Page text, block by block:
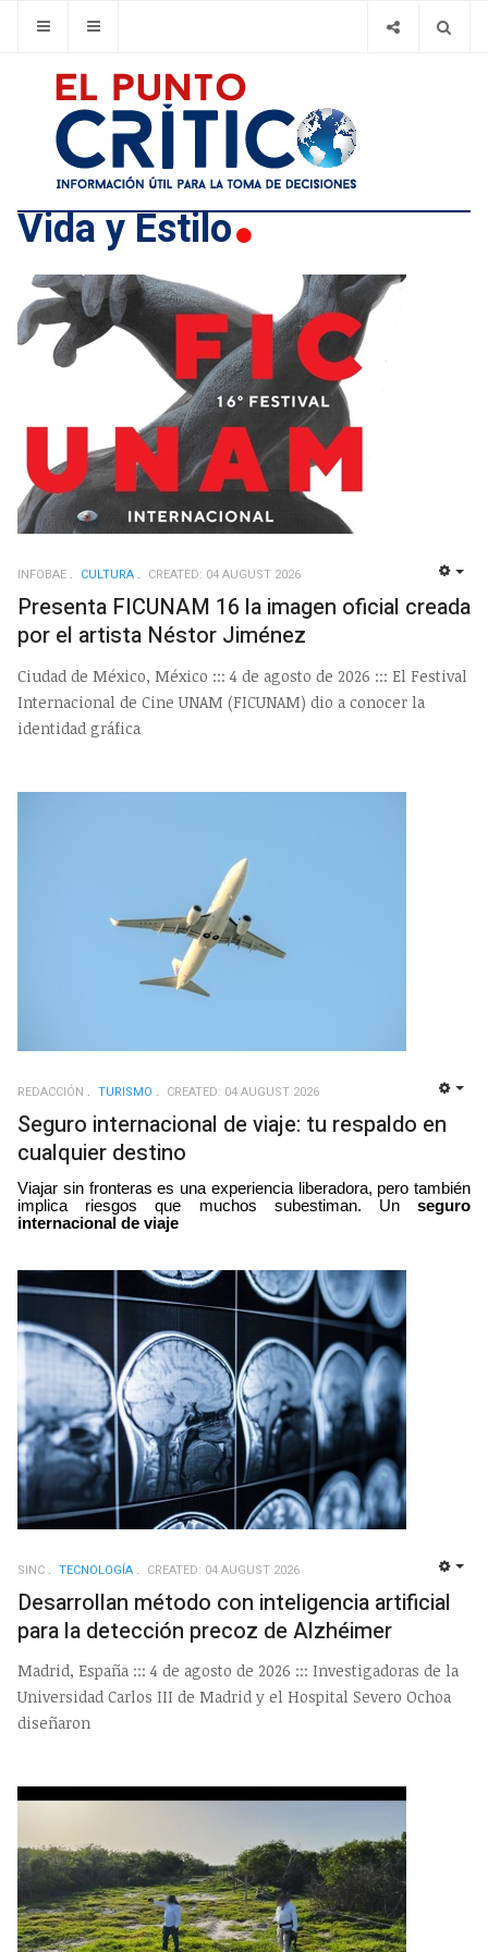
Vida y Estilo
INFOBAE CULTURA CREATED: 04 AUGUST 2026
Presenta FICUNAM 16 la imagen oficial creada
por el artista Néstor Jiménez
Ciudad de México, México ::: 4 de agosto de 2026 ::: El Festival
Internacional de Cine UNAM (FICUNAM) dio a conocer la
identidad gráfica
REDACCIÓN TURISMO CREATED: 04 AUGUST 2026
Seguro internacional de viaje: tu respaldo en
cualquier destino
Viajar sin fronteras es una experiencia liberadora, pero también
implica riesgos que muchos subestiman. Un seguro
internacional de viaje
SINC TECNOLOGÍ­A CREATED: 04 AUGUST 2026
Desarrollan método con inteligencia artificial
para la detección precoz de Alzhéimer
Madrid, España ::: 4 de agosto de 2026 ::: Investigadoras de la
Universidad Carlos III de Madrid y el Hospital Severo Ochoa
diseñaron